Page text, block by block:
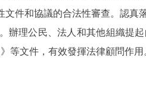
件和協議的合法性審查。認
辦理公民、法人和其他組織提
等文件，有效發揮法律顧問作用